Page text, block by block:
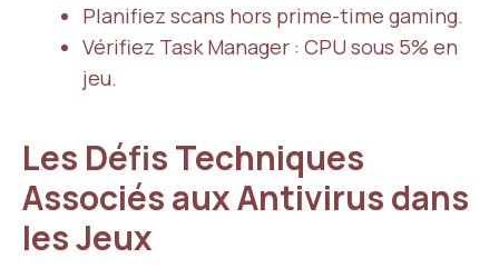
Planifiez scans hors prime-time gaming.
Vérifiez Task Manager : CPU sous 5% en
jeu.
Les Défis Techniques
Associés aux Antivirus dans
les Jeux